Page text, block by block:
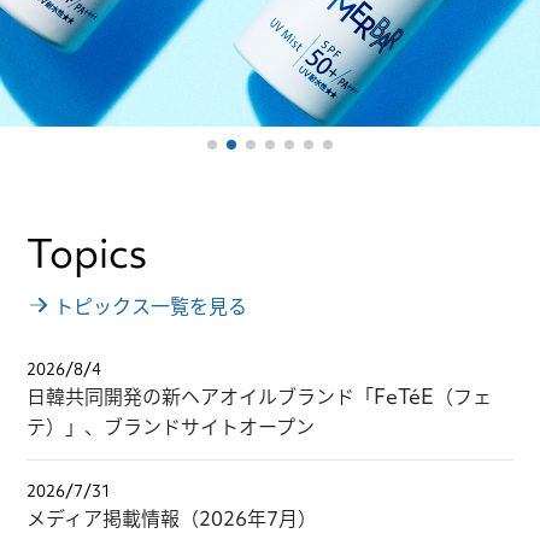
Topics
トピックス一覧を見る
2026/8/4
日韓共同開発の新ヘアオイルブランド「FeTéE（フェ
テ）」、ブランドサイトオープン
2026/7/31
メディア掲載情報（2026年7月）